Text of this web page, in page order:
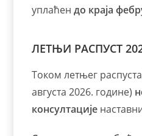
уплаћендо краја
ЛЕТЊИ РАСПУСТ
Током летњег
августа 2026. године)
консултације